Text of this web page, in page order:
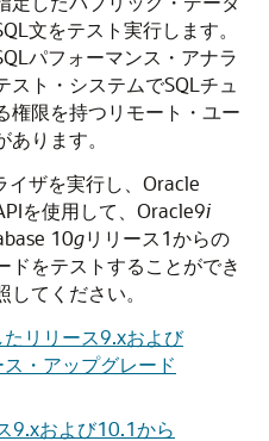
文をテスト実行します。
パフォーマンス・アナラ
スト・システムでSQLチュ
権限を持つリモート・ユー
ります。
イザを実行し、Oracle
を使用して、Oracle9i
10gリリース1からの
ドをテストすることができ
てください。
リリース9.xおよび
・アップグレード
9.xおよび10.1から